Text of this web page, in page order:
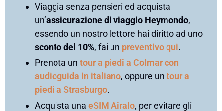
Viaggia senza pensieri ed acquista
un’assicurazione di viaggio Heymondo,
essendo un nostro lettore hai diritto ad uno
sconto del 10%, fai un preventivo qui.
Prenota un tour a piedi a Colmar con
audioguida in italiano, oppure un tour a
piedi a Strasburgo.
Acquista una eSIM Airalo, per evitare gli